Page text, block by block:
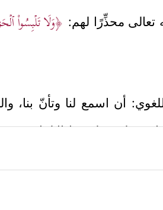
تعالى محذِّرًا لهم: ﴿وَلَا تَلۡبِسُواْ
أن اسمع لنا وتأنّ بنا،
ولحصول هذا الالتباس
غير، والأصل فيه النهي عن